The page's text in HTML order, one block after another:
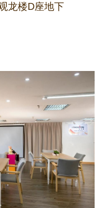
龙楼D座地下